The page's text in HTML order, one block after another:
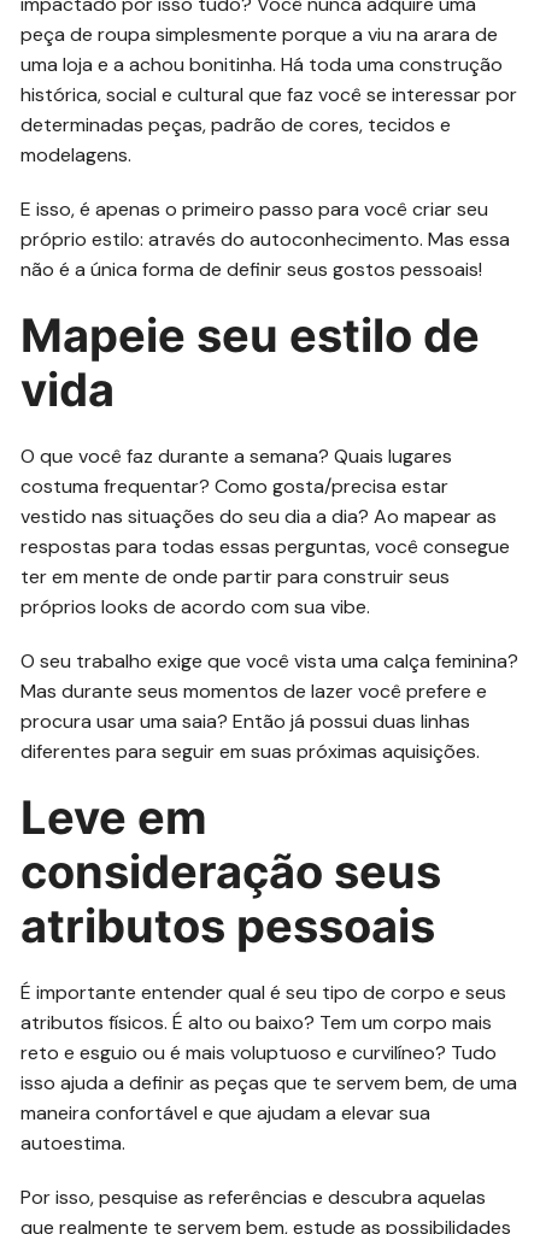
peça de roupa simplesmente porque a viu na arara de
uma loja e a achou bonitinha. Há toda uma construção
histórica, social e cultural que faz você se interessar por
determinadas peças, padrão de cores, tecidos e
modelagens.
E isso, é apenas o primeiro passo para você criar seu
próprio estilo: através do autoconhecimento. Mas essa
não é a única forma de definir seus gostos pessoais!
Mapeie seu estilo de
vida
O que você faz durante a semana? Quais lugares
costuma frequentar? Como gosta/precisa estar
vestido nas situações do seu dia a dia? Ao mapear as
respostas para todas essas perguntas, você consegue
ter em mente de onde partir para construir seus
próprios looks de acordo com sua vibe.
O seu trabalho exige que você vista uma calça feminina?
Mas durante seus momentos de lazer você prefere e
procura usar uma saia? Então já possui duas linhas
diferentes para seguir em suas próximas aquisições.
Leve em
consideração seus
atributos pessoais
É importante entender qual é seu tipo de corpo e seus
atributos físicos. É alto ou baixo? Tem um corpo mais
reto e esguio ou é mais voluptuoso e curvilíneo? Tudo
isso ajuda a definir as peças que te servem bem, de uma
maneira confortável e que ajudam a elevar sua
autoestima.
Por isso, pesquise as referências e descubra aquelas
que realmente te servem bem, estude as possibilidades